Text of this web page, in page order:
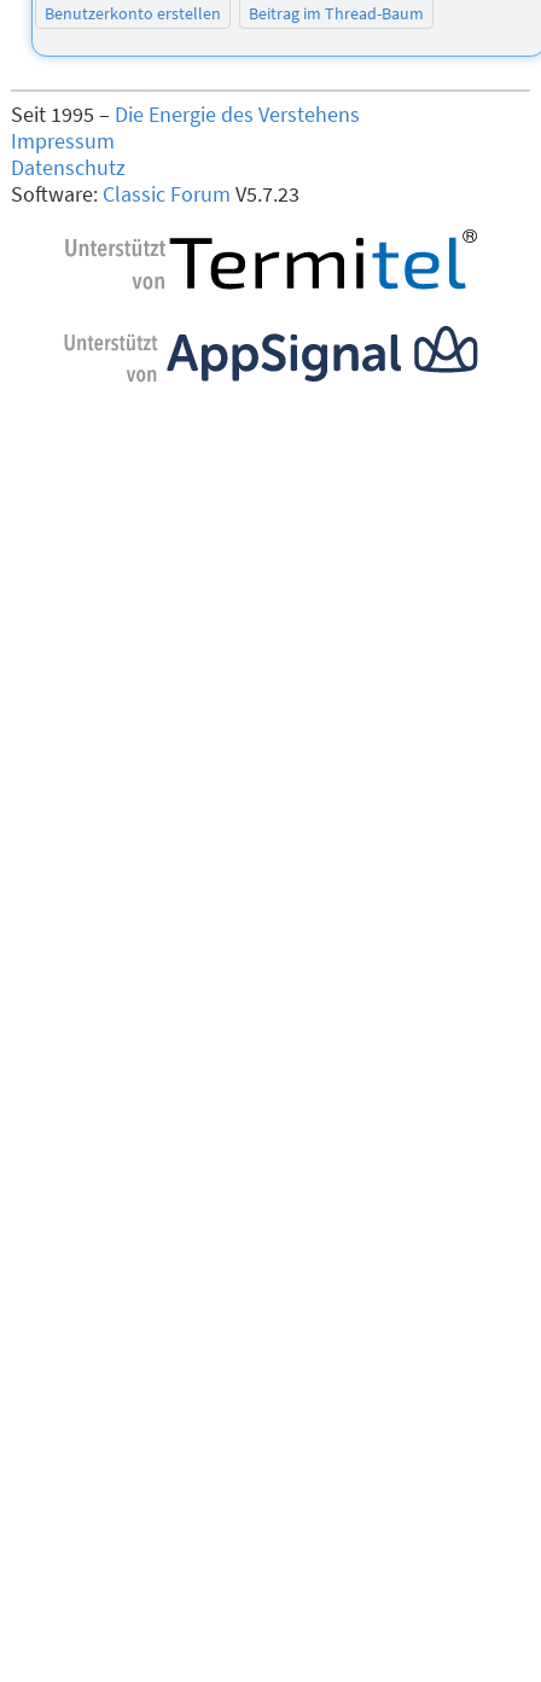
Benutzerkonto erstellen
Beitrag im Thread-Baum
Seit 1995 – Die Energie des Verstehens
Impressum
Datenschutz
Software: Classic Forum V5.7.23